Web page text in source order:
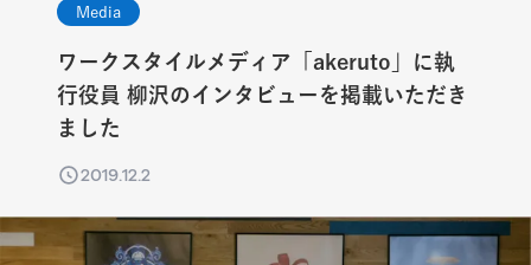
Media
ワークスタイルメディア「akeruto」に執
行役員 柳沢のインタビューを掲載いただき
ました
2019.12.2